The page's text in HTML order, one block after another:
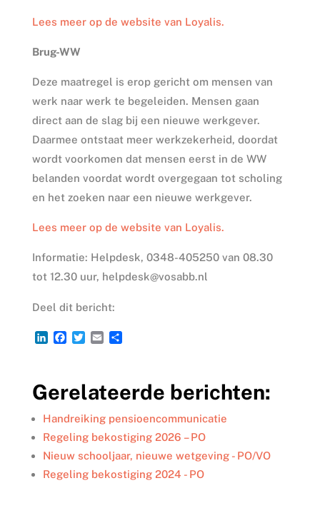
Lees meer op de website van Loyalis.
Brug-WW
Deze maatregel is erop gericht om mensen van
werk naar werk te begeleiden. Mensen gaan
direct aan de slag bij een nieuwe werkgever.
Daarmee ontstaat meer werkzekerheid, doordat
wordt voorkomen dat mensen eerst in de WW
belanden voordat wordt overgegaan tot scholing
en het zoeken naar een nieuwe werkgever.
Lees meer op de website van Loyalis.
Informatie: Helpdesk, 0348-405250 van 08.30
tot 12.30 uur, helpdesk@vosabb.nl
Deel dit bericht:
L
e
d
I
n
F
b
o
o
k
T
t
e
r
E
l
D
n
Gerelateerde berichten:
Handreiking pensioencommunicatie
Regeling bekostiging 2026 – PO
Nieuw schooljaar, nieuwe wetgeving - PO/VO
Regeling bekostiging 2024 - PO